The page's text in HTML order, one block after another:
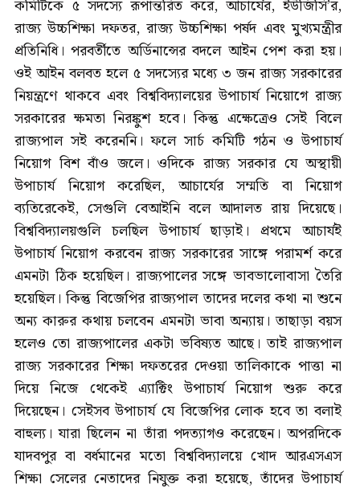
কমিটিকে ৫ সদস্যে রূপান্তরিত করে, আচার্যের, ইউজিসি’র,
রাজ্য উচ্চশিক্ষা দফতর, রাজ্য উচ্চশিক্ষা পর্ষদ এবং মুখ্যমন্ত্রীর
প্রতিনিধি। পরবর্তীতে অর্ডিনান্সের বদলে আইন পেশ করা হয়।
ওই আইন বলবত হলে ৫ সদস্যের মধ্যে ৩ জন রাজ্য সরকারের
নিয়ন্ত্রণে থাকবে এবং বিশ্ববিদ্যালয়ের উপাচার্য নিয়োগে রাজ্য
সরকারের ক্ষমতা নিরঙ্কুশ হবে। কিন্তু এক্ষেত্রেও সেই বিলে
রাজ্যপাল সই করেননি। ফলে সার্চ কমিটি গঠন ও উপাচার্য
নিয়োগ বিশ বাঁও জলে। ওদিকে রাজ্য সরকার যে অস্থায়ী
উপাচার্য নিয়োগ করেছিল, আচার্যের সম্মতি বা নিয়োগ
ব্যতিরেকেই, সেগুলি বেআইনি বলে আদালত রায় দিয়েছে।
বিশ্ববিদ্যালয়গুলি চলছিল উপাচার্য ছাড়াই। প্রথমে আচার্যই
উপাচার্য নিয়োগ করবেন রাজ্য সরকারের সাঙ্গে পরামর্শ করে
এমনটা ঠিক হয়েছিল। রাজ্যপালের সঙ্গে ভাবভালোবাসা তৈরি
হয়েছিল। কিন্তু বিজেপির রাজ্যপাল তাদের দলের কথা না শুনে
অন্য কারুর কথায় চলবেন এমনটা ভাবা অন্যায়। তাছাড়া বয়স
হলেও তো রাজ্যপালের একটা ভবিষ্যত আছে। তাই রাজ্যপাল
রাজ্য সরকারের শিক্ষা দফতরের দেওয়া তালিকাকে পাত্তা না
দিয়ে নিজে থেকেই এ্যাক্টিং উপাচার্য নিয়োগ শুরু করে
দিয়েছেন। সেইসব উপাচার্য যে বিজেপির লোক হবে তা বলাই
বাহুল্য। যারা ছিলেন না তাঁরা পদত্যাগও করেছেন। অপরদিকে
যাদবপুর বা বর্ধমানের মতো বিশ্ববিদ্যালয়ে খোদ আরএসএস
শিক্ষা সেলের নেতাদের নিযুক্ত করা হয়েছে, তাঁদের উপাচার্য